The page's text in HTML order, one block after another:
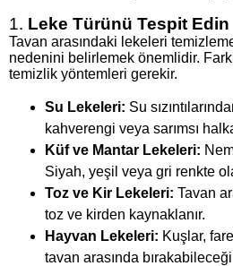
1. Leke Türünü Tespit Edin
Tavan arasındaki lekeleri
nedenini belirlemek önemlidir.
temizlik yöntemleri gerekir.
Su Lekeleri: Su
kahverengi veya sarımsı
Küf ve Mantar Lekeleri:
Siyah, yeşil veya gri renkte
Toz ve Kir Lekeleri: Tavan
toz ve kirden kaynaklanır.
Hayvan Lekeleri: Kuşlar,
tavan arasında